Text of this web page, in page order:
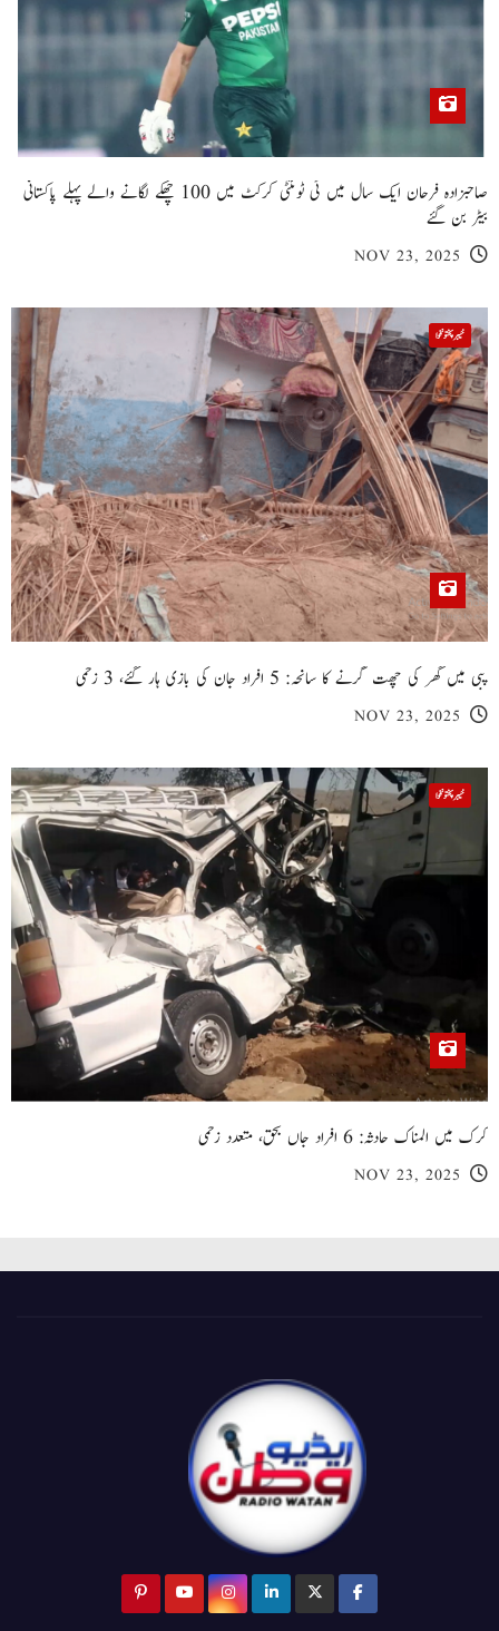
صاحبزادہ فرحان ایک سال میں ٹی ٹوئنٹی کرکٹ میں 100 چھکے لگانے والے پہلے پاکستانی
بیٹر بن گئے
NOV 23, 2025
خیبر پختونخوا
پبی میں گھر کی چھت گرنے کا سانحہ: 5 افراد جان کی بازی ہار گئے، 3 زخمی
NOV 23, 2025
خیبر پختونخوا
کرک میں المناک حادثہ: 6 افراد جاں بحق، متعدد زخمی
NOV 23, 2025